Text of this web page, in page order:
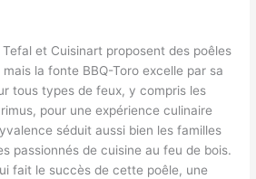
et Cuisinart proposent des poêles
la fonte BBQ-Toro excelle par sa
tous types de feux, y compris les
pour une expérience culinaire
séduit aussi bien les familles
passionnés de cuisine au feu de bois.
fait le succès de cette poêle, une